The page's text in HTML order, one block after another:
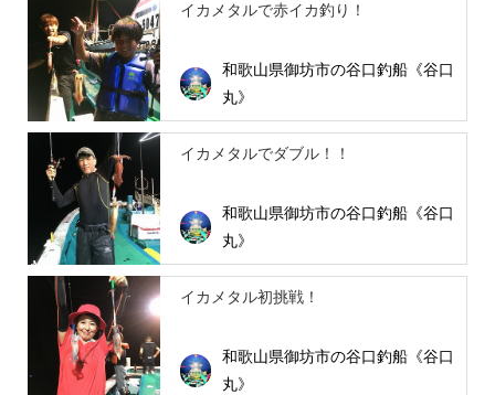
イカメタルで赤イカ釣り！
和歌山県御坊市の谷口釣船《谷口
丸》
イカメタルでダブル！！
和歌山県御坊市の谷口釣船《谷口
丸》
イカメタル初挑戦！
和歌山県御坊市の谷口釣船《谷口
丸》